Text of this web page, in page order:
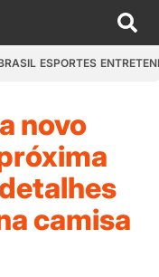
ESPORTES
novo
camisa